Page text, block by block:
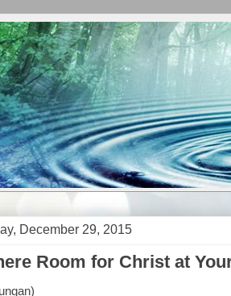
December 29, 2015
Room for Christ at